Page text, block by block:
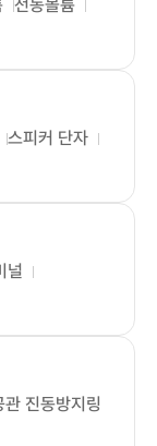
전동볼륨
스피커 단자
널
관 진동방지링